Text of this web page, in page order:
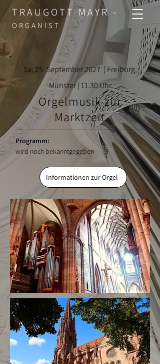
TRAUGOTT MAYR -
ORGANIST
Sa, 25. September 2027 | Freiburg,
Münster | 11.30 Uhr
Orgelmusik zur
Marktzeit
Programm:
wird noch bekanntgegeben
Informationen zur Orgel